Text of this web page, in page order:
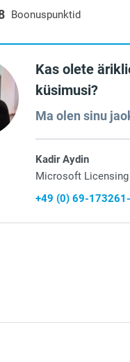
Boonuspunktid
Kas olete
küsimusi?
Ma olen sinu
Kadir Aydin
Microsoft
+49 (0) 69-